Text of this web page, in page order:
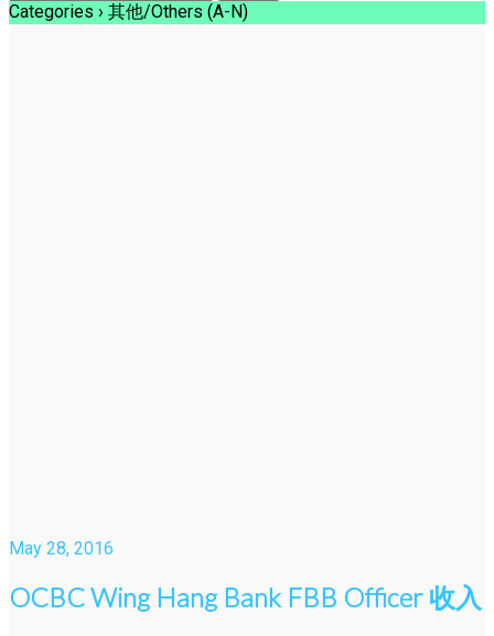
Categories › 其他/Others (A-N)
May 28, 2016
OCBC Wing Hang Bank FBB Officer 收入